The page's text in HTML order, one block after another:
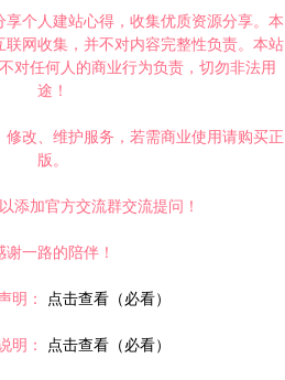
个人建站心得，收集优质资源分享。本
网收集，并不对内容完整性负责。本站
对任何人的商业行为负责，切勿非法用
途！
改、维护服务，若需商业使用请购买正
版。
添加官方交流群交流提问！
谢一路的陪伴！
明： 点击查看（必看）
明： 点击查看（必看）